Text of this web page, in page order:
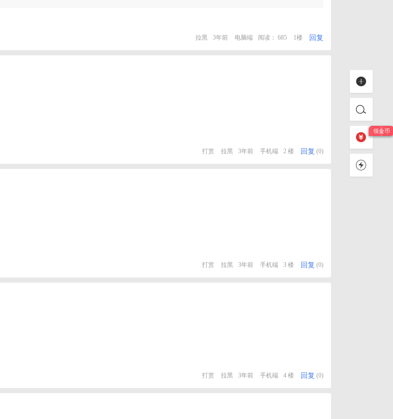
拉黑 3年前 电脑端 阅读： 685 1楼 回复
打赏 拉黑 3年前 手机端 2 楼 回复 (0)
打赏 拉黑 3年前 手机端 3 楼 回复 (0)
打赏 拉黑 3年前 手机端 4 楼 回复 (0)